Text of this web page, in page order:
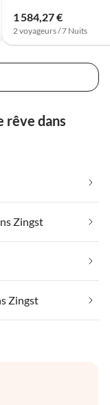
1 584,27 €
2 voyageurs / 7 Nuits
rêve dans
Zingst
Zingst